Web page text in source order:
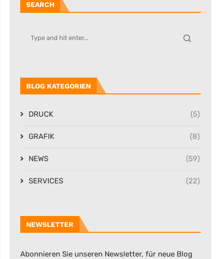
SEARCH
BLOG KATEGORIEN
DRUCK (5)
GRAFIK (8)
NEWS (59)
SERVICES (22)
NEWSLETTER
Abonnieren Sie unseren Newsletter, für neue Blog